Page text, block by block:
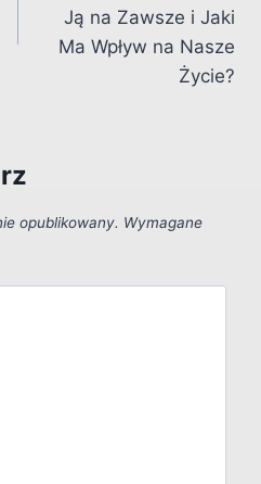
Ją na Zawsze i Jaki
Ma Wpływ na Nasze
Życie?
opublikowany. Wymagane